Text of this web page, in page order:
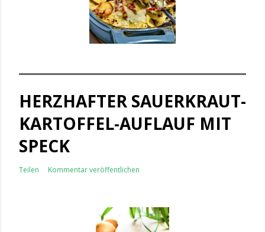
HERZHAFTER SAUERKRAUT-
KARTOFFEL-AUFLAUF MIT
SPECK
Teilen Kommentar veröffentlichen